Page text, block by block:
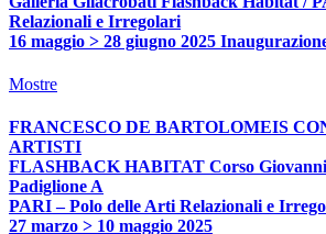
Relazionali e Irregolari
16 maggio > 28 giugno 2025
Mostre
FRANCESCO DE BARTOLOMEIS
ARTISTI
FLASHBACK HABITAT Corso
Padiglione A
PARI – Polo delle Arti Relazionali e
27 marzo > 10 maggio 2025